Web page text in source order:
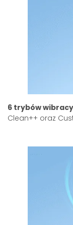
6 trybów
Clean++ oraz